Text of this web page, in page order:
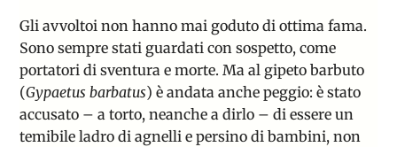
Gli avvoltoi non hanno mai goduto di ottima fama.
Sono sempre stati guardati con sospetto, come
portatori di sventura e morte. Ma al gipeto barbuto
(Gypaetus barbatus) è andata anche peggio: è stato
accusato – a torto, neanche a dirlo – di essere un
temibile ladro di agnelli e persino di bambini, non